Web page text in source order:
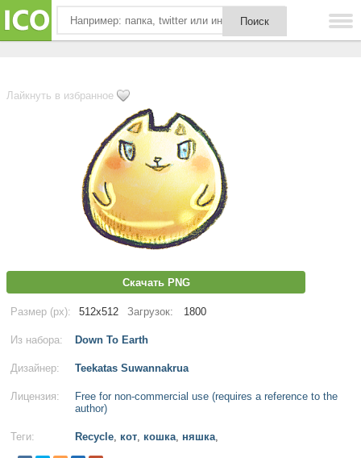
Лайкнуть в избранное
Скачать PNG
Размер (px): 512x512 Загрузок: 1800
Из набора: Down To Earth
Дизайнер: Teekatas Suwannakrua
Лицензия:
Free for non-commercial use (requires a reference to the
author)
Теги: Recycle, кот, кошка, няшка,